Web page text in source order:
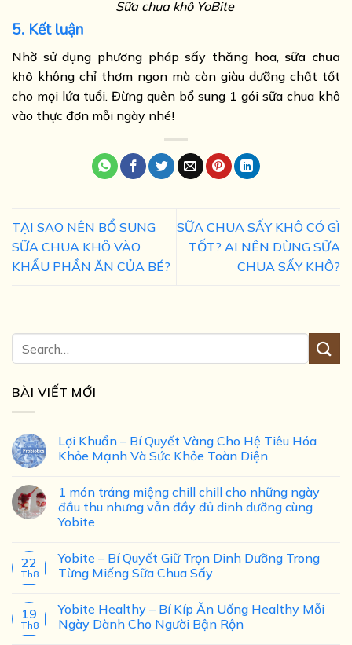
Sữa chua khô YoBite
5. Kết luận
Nhờ sử dụng phương pháp sấy thăng hoa, sữa chua
khô không chỉ thơm ngon mà còn giàu dưỡng chất tốt
cho mọi lứa tuổi. Đừng quên bổ sung 1 gói sữa chua khô
vào thực đơn mỗi ngày nhé!
TẠI SAO NÊN BỔ SUNG
SỮA CHUA KHÔ VÀO
KHẨU PHẦN ĂN CỦA BÉ?
SỮA CHUA SẤY KHÔ CÓ GÌ
TỐT? AI NÊN DÙNG SỮA
CHUA SẤY KHÔ?
BÀI VIẾT MỚI
Lợi Khuẩn – Bí Quyết Vàng Cho Hệ Tiêu Hóa
Khỏe Mạnh Và Sức Khỏe Toàn Diện
1 món tráng miệng chill chill cho những ngày
đầu thu nhưng vẫn đầy đủ dinh dưỡng cùng
Yobite
22
Th8
Yobite – Bí Quyết Giữ Trọn Dinh Dưỡng Trong
Từng Miếng Sữa Chua Sấy
19
Th8
Yobite Healthy – Bí Kíp Ăn Uống Healthy Mỗi
Ngày Dành Cho Người Bận Rộn